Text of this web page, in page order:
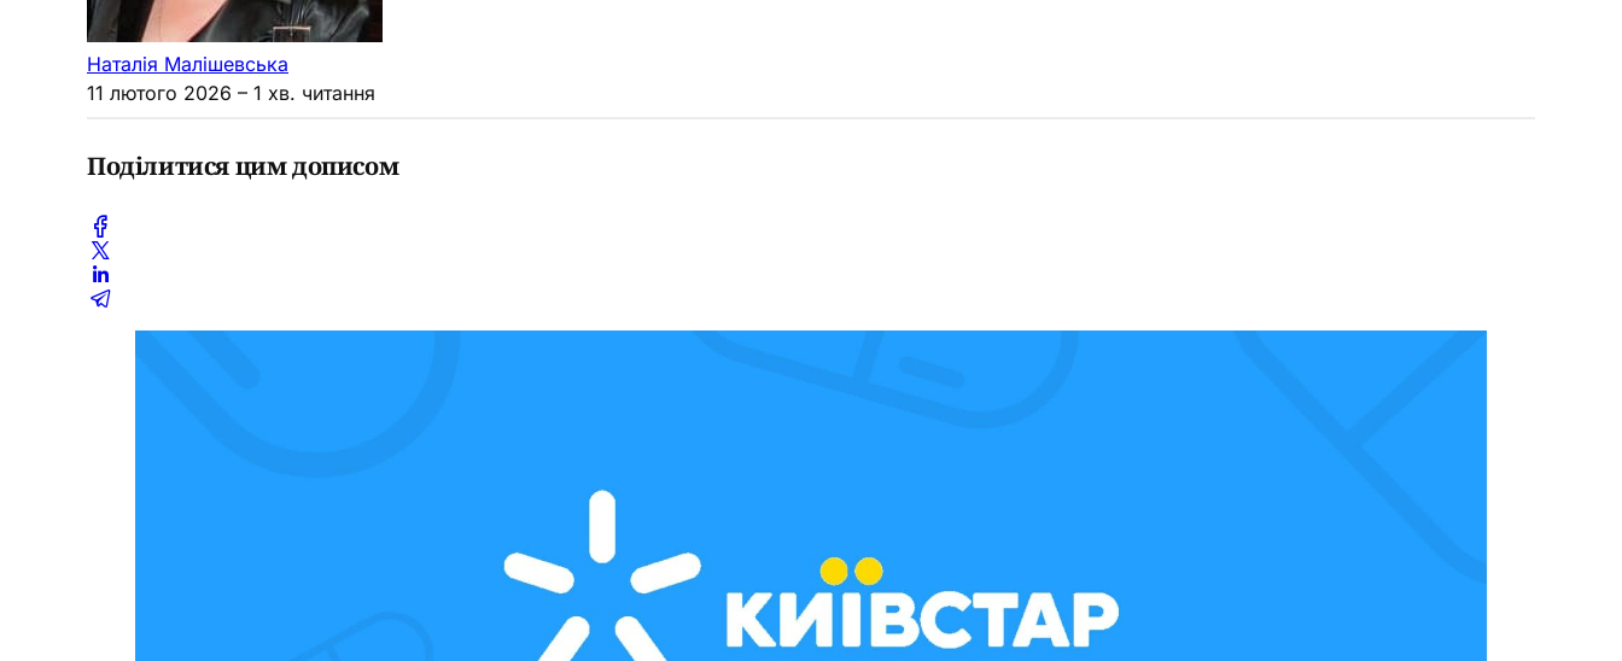
Наталія Малішевська
11 лютого 2026 – 1 хв. читання
Поділитися цим дописом